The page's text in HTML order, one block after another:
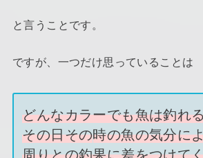
と言うことです。
ですが、一つだけ思っていることは
どんなカラーでも魚は釣れ
その日その時の魚の気分に
周りとの釣果に差をつけて